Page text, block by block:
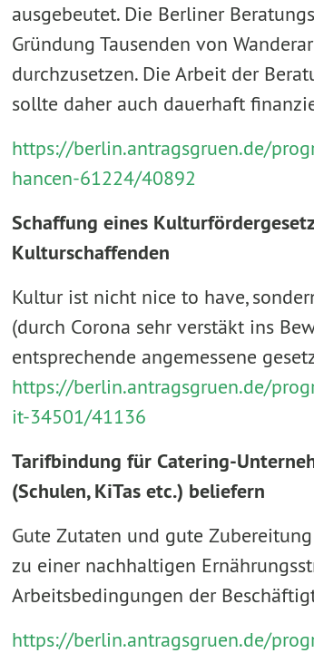
ausgebeutet. Die Berliner
Gründung Tausenden von
durchzusetzen. Die Arbeit der
sollte daher auch dauerhaft
https://berlin.antragsgruen.de/
hancen-61224/40892
Schaffung eines
Kulturschaffenden
Kultur ist nicht nice to have,
(durch Corona sehr verstäkt ins
entsprechende angemessene
https://berlin.antragsgruen.de/
it-34501/41136
Tarifbindung für Catering-
(Schulen, KiTas etc.) beliefern
Gute Zutaten und gute
zu einer nachhaltigen
Arbeitsbedingungen der
https://berlin.antragsgruen.de/